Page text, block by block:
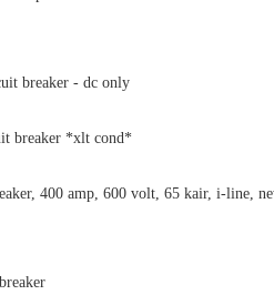
breaker - dc only
breaker *xlt cond*
400 amp, 600 volt, 65 kair, i-line,